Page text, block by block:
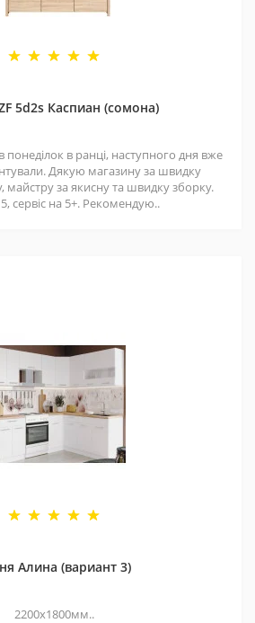
5d2s Каспиан (сомона)
в ранці, наступного дня вже
Дякую магазину за швидку
майстру за якисну та швидку зборку.
5, сервіс на 5+. Рекомендую..
Алина (вариант 3)
2200х1800мм..